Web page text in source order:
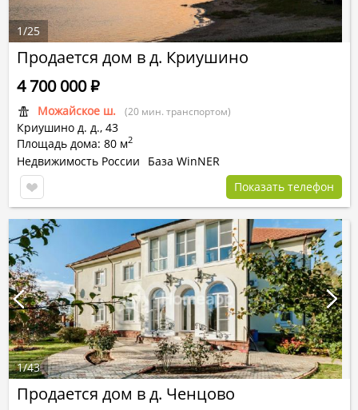
Продается дом в д. Криушино
Можайское ш. (20 мин. транспортом)
Криушино д. д., 43
Площадь дома: 80 м2
4 700 000Р
Недвижимость России
База WinNER
Показать телефон
1/25
Продается дом в д. Ченцово
1/43